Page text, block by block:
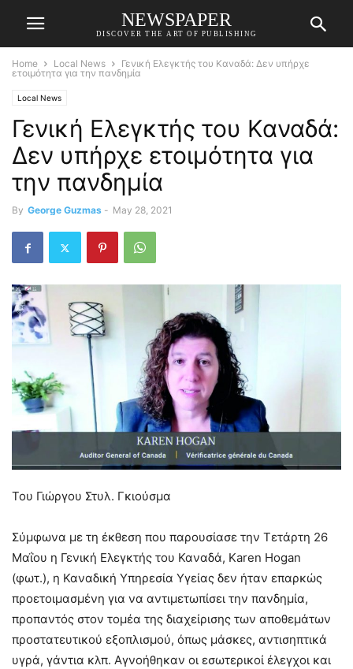
NEWSPAPER
DISCOVER THE ART OF PUBLISHING
Home Local News
Γενική Ελεγκτής του Καναδά: Δεν υπήρχε
ετοιμότητα για την πανδημία
Local News
Γενική Ελεγκτής του Καναδά:
Δεν υπήρχε ετοιμότητα για
την πανδημία
By George Guzmas - May 28, 2021
Του Γιώργου Στυλ. Γκιούσμα
Σύμφωνα με τη έκθεση που παρουσίασε την Τετάρτη 26
Μαΐου η Γενική Ελεγκτής του Καναδά, Karen Hogan
(φωτ.), η Καναδική Υπηρεσία Υγείας δεν ήταν επαρκώς
προετοιμασμένη για να αντιμετωπίσει την πανδημία,
προπαντός στον τομέα της διαχείρισης των αποθεμάτων
προστατευτικού εξοπλισμού, όπως μάσκες, αντισηπτικά
υγρά, γάντια κλπ. Αγνοήθηκαν οι εσωτερικοί έλεγχοι και